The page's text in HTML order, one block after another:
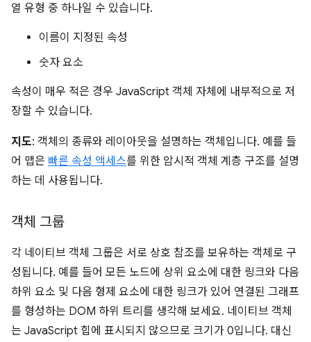
열 유형 중 하나일 수 있습니다.
이름이 지정된 속성
숫자 요소
속성이 매우 적은 경우 JavaScript 객체 자체에 내부적으로 저
장할 수 있습니다.
지도: 객체의 종류와 레이아웃을 설명하는 객체입니다. 예를 들
어 맵은 빠른 속성 액세스를 위한 암시적 객체 계층 구조를 설명
하는 데 사용됩니다.
객체 그룹
각 네이티브 객체 그룹은 서로 상호 참조를 보유하는 객체로 구
성됩니다. 예를 들어 모든 노드에 상위 요소에 대한 링크와 다음
하위 요소 및 다음 형제 요소에 대한 링크가 있어 연결된 그래프
를 형성하는 DOM 하위 트리를 생각해 보세요. 네이티브 객체
는 JavaScript 힙에 표시되지 않으므로 크기가 0입니다. 대신